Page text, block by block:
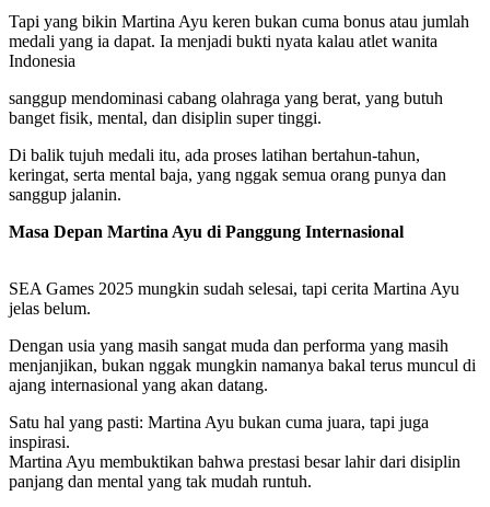
Tapi yang bikin Martina Ayu keren bukan cuma bonus atau jumlah
medali yang ia dapat. Ia menjadi bukti nyata kalau atlet wanita
Indonesia
sanggup mendominasi cabang olahraga yang berat, yang butuh
banget fisik, mental, dan disiplin super tinggi.
Di balik tujuh medali itu, ada proses latihan bertahun-tahun,
keringat, serta mental baja, yang nggak semua orang punya dan
sanggup jalanin.
Masa Depan Martina Ayu di Panggung Internasional
SEA Games 2025 mungkin sudah selesai, tapi cerita Martina Ayu
jelas belum.
Dengan usia yang masih sangat muda dan performa yang masih
menjanjikan, bukan nggak mungkin namanya bakal terus muncul di
ajang internasional yang akan datang.
Satu hal yang pasti: Martina Ayu bukan cuma juara, tapi juga
inspirasi.
Martina Ayu membuktikan bahwa prestasi besar lahir dari disiplin
panjang dan mental yang tak mudah runtuh.